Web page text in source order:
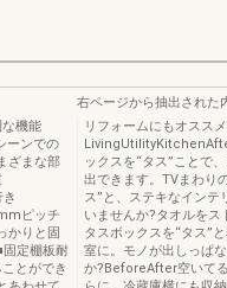
な機能
ーンでの
ざまな部
ピッチ
かりと固
固定棚板耐
とができ
右ページから抽出された
リフォームにもオスス
ックスを“タス”ことで
出できます。TVまわり
ス”と、ステキなインテ
いませんか?タオルをス
タスボックスを“タス”
室に。モノが出しっぱ
か?BeforeAfter空いて